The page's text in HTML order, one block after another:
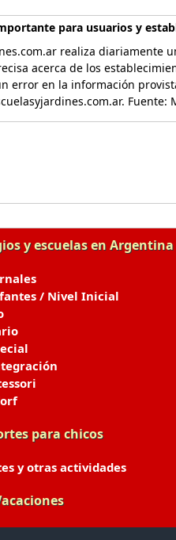
para usuarios y
realiza diariamente
acerca de los
error en la información
y escuelas en Argentina
/ Nivel Inicial
para chicos
y otras actividades